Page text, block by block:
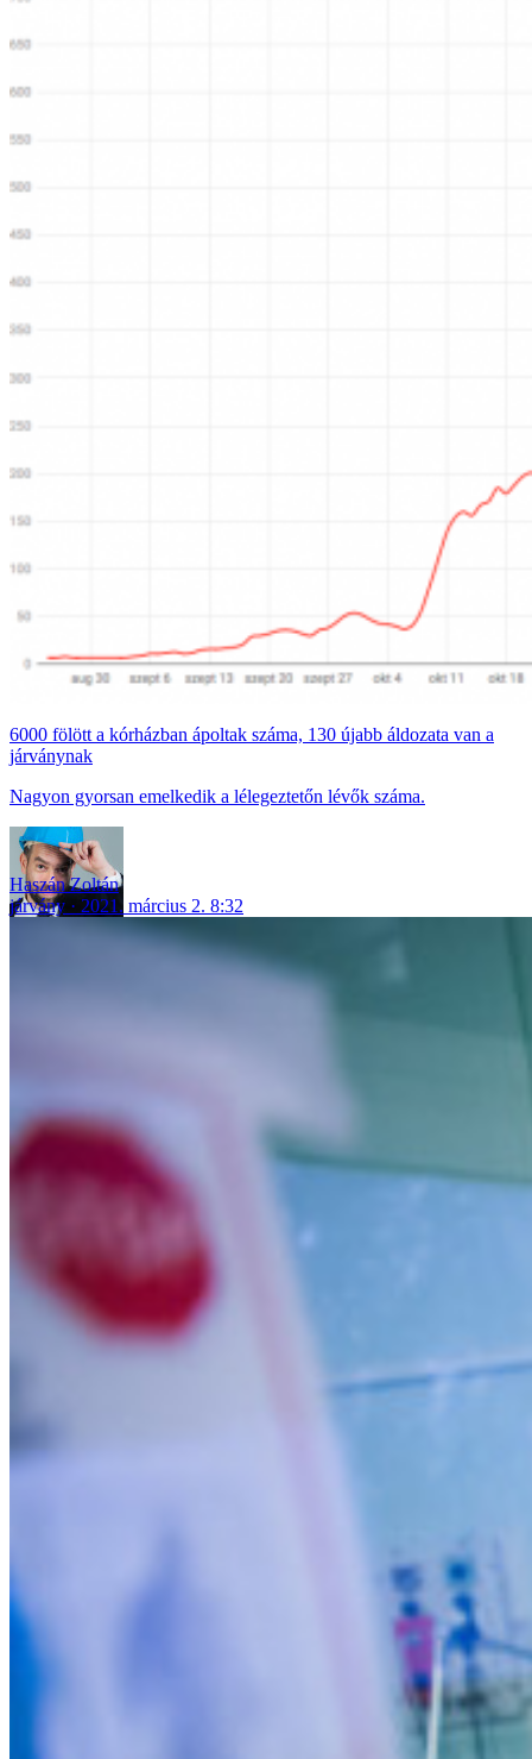
6000 fölött a kórházban ápoltak száma, 130 újabb áldozata van a
járványnak
Nagyon gyorsan emelkedik a lélegeztetőn lévők száma.
Haszán Zoltán
járvány
2021. március 2. 8:32